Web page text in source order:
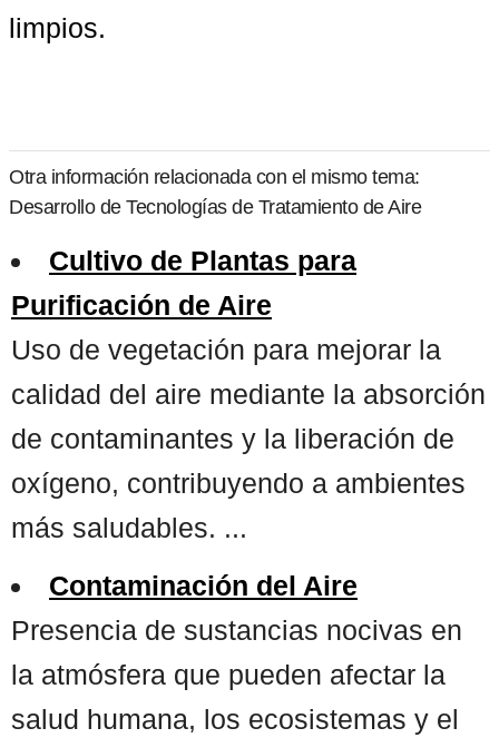
limpios.
Otra información relacionada con el mismo tema:
Desarrollo de Tecnologías de Tratamiento de Aire
Cultivo de Plantas para
Purificación de Aire
Uso de vegetación para mejorar la
calidad del aire mediante la absorción
de contaminantes y la liberación de
oxígeno, contribuyendo a ambientes
más saludables. ...
Contaminación del Aire
Presencia de sustancias nocivas en
la atmósfera que pueden afectar la
salud humana, los ecosistemas y el